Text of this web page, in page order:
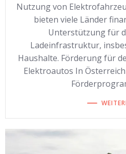
Nutzung von
bieten viele Länder
Unterstützung für
Ladeinfrastruktur,
Haushalte. Förderung für
Elektroautos In